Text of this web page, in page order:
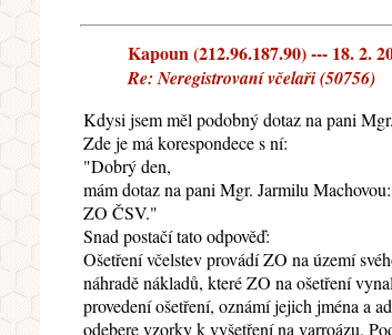
Kapoun (212.96.187.90) --- 18. 2.
Re: Neregistrovaní včelaři (50756)
Kdysi jsem měl podobný dotaz na pani
Zde je má korespondece s ní:
"Dobrý den,
mám dotaz na pani Mgr. Jarmilu
ZO ČSV."
Snad postačí tato odpověď:
Ošetření včelstev provádí ZO na území
náhradě nákladů, které ZO na ošetření
provedení ošetření, oznámí jejich jména a
odebere vzorky k vyšetření na varroázu.